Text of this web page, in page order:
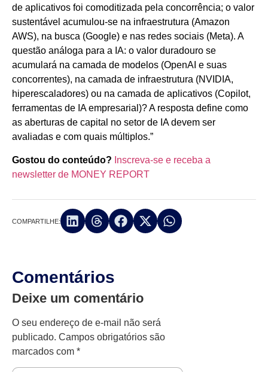
de aplicativos foi comoditizada pela concorrência; o valor
sustentável acumulou-se na infraestrutura (Amazon
AWS), na busca (Google) e nas redes sociais (Meta). A
questão análoga para a IA: o valor duradouro se
acumulará na camada de modelos (OpenAI e suas
concorrentes), na camada de infraestrutura (NVIDIA,
hiperescaladores) ou na camada de aplicativos (Copilot,
ferramentas de IA empresarial)? A resposta define como
as aberturas de capital no setor de IA devem ser
avaliadas e com quais múltiplos.”
Gostou do conteúdo? Inscreva-se e receba a
newsletter de MONEY REPORT
COMPARTILHE:
Comentários
Deixe um comentário
O seu endereço de e-mail não será
publicado. Campos obrigatórios são
marcados com *